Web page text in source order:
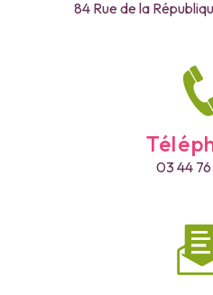
84 Rue de la
03 44